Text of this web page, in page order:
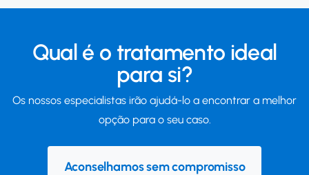
Qual é o tratamento ideal
para si?
Os nossos especialistas irão ajudá-lo a encontrar a melhor
opção para o seu caso.
Aconselhamos sem compromisso